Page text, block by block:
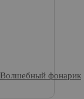
Волшебный фонарик